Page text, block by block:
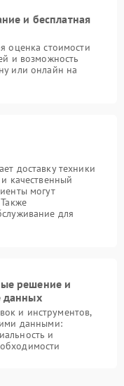
и бесплатная
оценка стоимости
и возможность
или онлайн на
доставку техники
качественный
могут
для
решение и
данных
и инструментов,
данными:
и